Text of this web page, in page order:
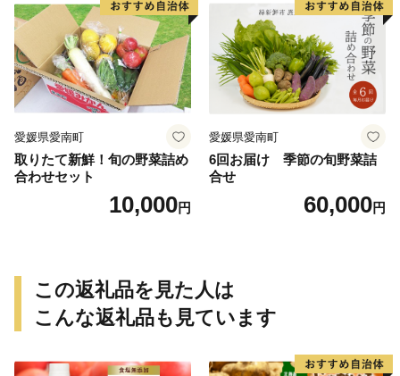
いも天 サイズミックス 甘い
ねっとり 生芋 新芋 あんのう
いも 甘藷 べにはるか スイー
ツ 国産 糖度 産地直送 農家直
送 数量限定 21000円 愛媛 愛
南 ミッチーのおみかん畑
愛媛県愛南町
取りたて新鮮！旬の野菜詰め
合わせセット
10,000円
愛媛県愛南町
6回お届け 季節の旬野菜詰
合せ
60,000円
この返礼品を見た人は
こんな返礼品も見ています